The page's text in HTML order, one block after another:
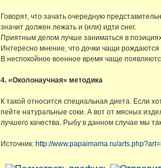
Говорят, что зачать очередную
значит должен лежать и (или) идти снег.
Приятным делом лучше заниматься в
Интересно мнение, что дочки чащи
В неспокойное военное время чаще
4. «Околонаучная» методика
К такой относится специальная диета. Если
пейте натуральные соки. А вот от мясных
лучшего качества. Рыбу в данном случае мы
Источник: http://www.papaimama.ru/